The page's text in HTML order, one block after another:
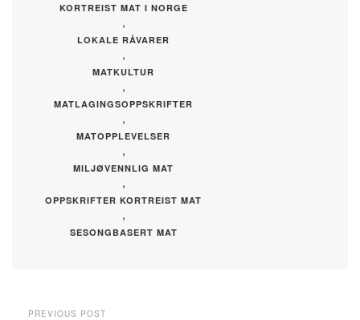
KORTREIST MAT I NORGE
,
LOKALE RÅVARER
,
MATKULTUR
,
MATLAGINGSOPPSKRIFTER
,
MATOPPLEVELSER
,
MILJØVENNLIG MAT
,
OPPSKRIFTER KORTREIST MAT
,
SESONGBASERT MAT
PREVIOUS POST